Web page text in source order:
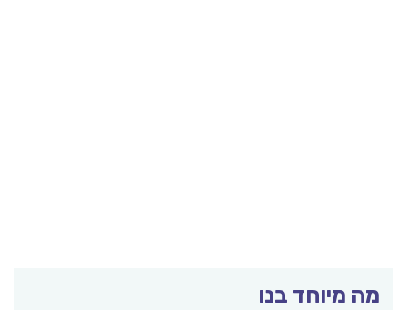
מה מיוחד בנו